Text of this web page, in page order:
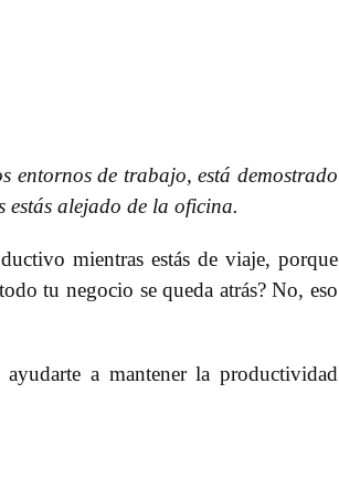
entornos de trabajo, está demostrado
estás alejado de la oficina.
mientras estás de viaje, porque
tu negocio se queda atrás? No, eso
a mantener la productividad